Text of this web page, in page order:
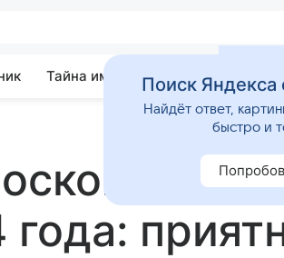
Тайна имени Гадания
на 27
года:
Поиск Яндекса
Найдёт ответ,
быстро и